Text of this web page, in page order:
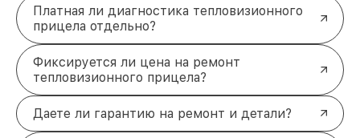
Платная ли диагностика тепловизионного
прицела отдельно?
Фиксируется ли цена на ремонт
тепловизионного прицела?
Даете ли гарантию на ремонт и детали?